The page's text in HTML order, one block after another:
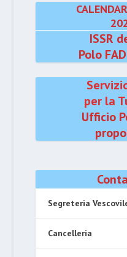
ISSR
Polo
per la
Ufficio
Segreteria
Cancelleria